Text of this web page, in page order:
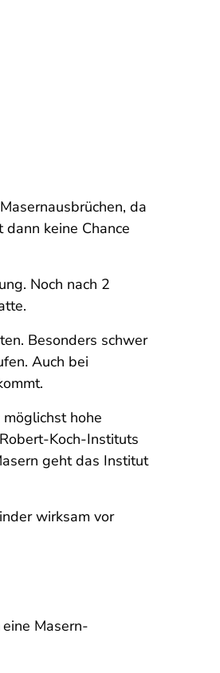
da
keine Chance
Noch nach 2
Besonders schwer
Auch bei
hohe
Koch-Instituts
geht das Institut
wirksam vor
Masern-